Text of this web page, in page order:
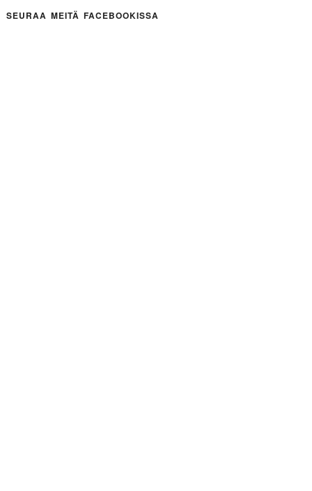
SEURAA MEITÄ FACEBOOKISSA